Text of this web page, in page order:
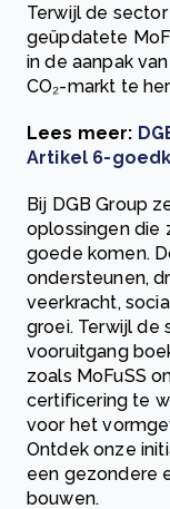
Terwijl de
geüpdatete
in de aanpak
CO₂-markt te
Lees meer:
Artikel 6-
Bij DGB Group
oplossingen die
goede komen.
ondersteunen,
veerkracht,
groei. Terwijl de
vooruitgang
zoals MoFuSS
certificering te
voor het
Ontdek onze
een gezondere
bouwen.